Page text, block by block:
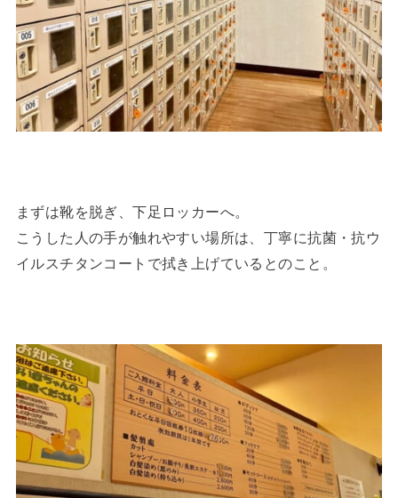
まずは靴を脱ぎ、下足ロッカーへ。
こうした人の手が触れやすい場所は、丁寧に抗菌・抗ウ
イルスチタンコートで拭き上げているとのこと。